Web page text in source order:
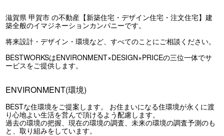
滋賀県 甲賀市 の不動産【新築住宅・デザイン住宅・注文住宅】建
築全般のイマジネーションカンパニーです。
将来設計・デザイン・環境など、すべてのことにご相談ください。
BESTWORKSはENVIRONMENT×DESIGN×PRICEの三位一体でサ
ービスをご提供します。
ENVIRONMENT(環境)
BESTな住環境をご提案します。 お住まいになる住環境が永くに渡
り心地よい生活を営んで頂けるよう配慮します。
過去の環境の把握、現在の環境の調査、未来の環境の調査予測のも
と、取り組みをしています。